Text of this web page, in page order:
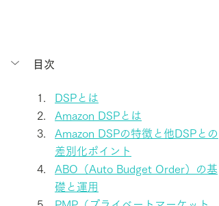
目次
DSPとは
Amazon DSPとは
Amazon DSPの特徴と他DSPとの
差別化ポイント
ABO（Auto Budget Order）の基
礎と運用